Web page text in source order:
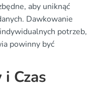
aby uniknąć
Dawkowanie
potrzeb,
powinny być
Czas